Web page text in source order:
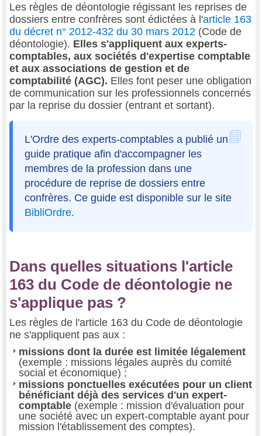
Les règles de déontologie régissant les reprises de
dossiers entre confrères sont édictées à l'article 163
du décret n° 2012-432 du 30 mars 2012 (Code de
déontologie). Elles s'appliquent aux experts-
comptables, aux sociétés d'expertise comptable
et aux associations de gestion et de
comptabilité (AGC). Elles font peser une obligation
de communication sur les professionnels concernés
par la reprise du dossier (entrant et sortant).
L'Ordre des experts-comptables a publié un
guide pratique afin d'accompagner les
membres de la profession dans une
procédure de reprise de dossiers entre
confrères. Ce guide est disponible sur le site
BibliOrdre.
Dans quelles situations l'article
163 du Code de déontologie ne
s'applique pas ?
Les règles de l'article 163 du Code de déontologie
ne s'appliquent pas aux :
missions dont la durée est limitée légalement
(exemple : missions légales auprès du comité
social et économique) ;
missions ponctuelles exécutées pour un client
bénéficiant déjà des services d'un expert-
comptable (exemple : mission d'évaluation pour
une société avec un expert-comptable ayant pour
mission l'établissement des comptes).